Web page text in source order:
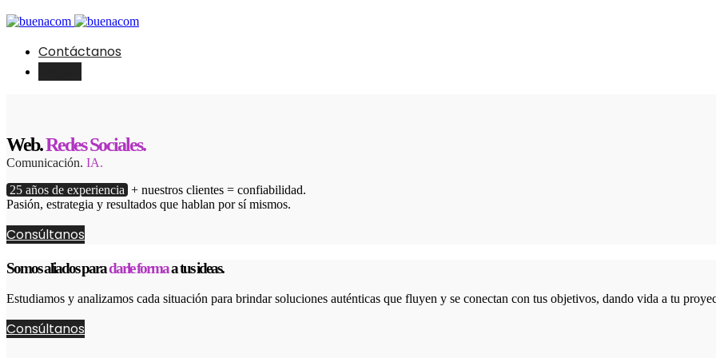
Contáctanos
Web.Redes Sociales.
Comunicación. IA.
25 años de experiencia + nuestros clientes = confiabilidad.
Pasión, estrategia y resultados que hablan por sí mismos.
Consúltanos
Somos aliados paradarle formaa tus ideas.
Estudiamos y analizamos cada situación para brindar soluciones auténticas que fluyen y se conectan con tus objetivos, dando vida a tu
Consúltanos